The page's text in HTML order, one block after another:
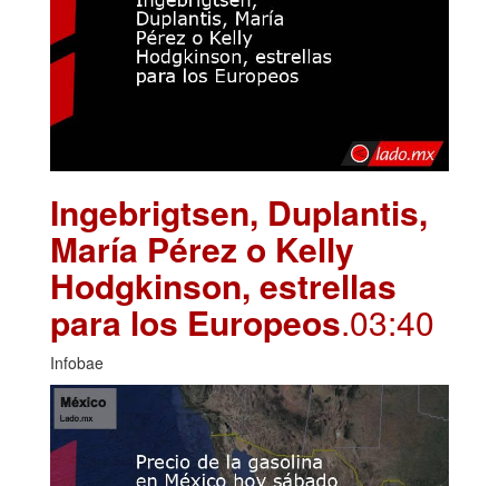
Ingebrigtsen, Duplantis,
María Pérez o Kelly
Hodgkinson, estrellas
para los Europeos.03:40
Infobae